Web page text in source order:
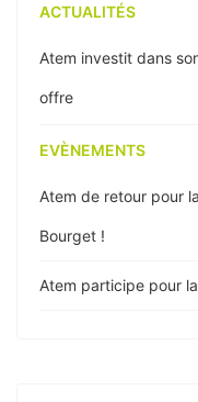
ACTUALITÉS
Atem investit dans
offre
EVÈNEMENTS
Atem de retour pour
Bourget !
Atem participe pour la